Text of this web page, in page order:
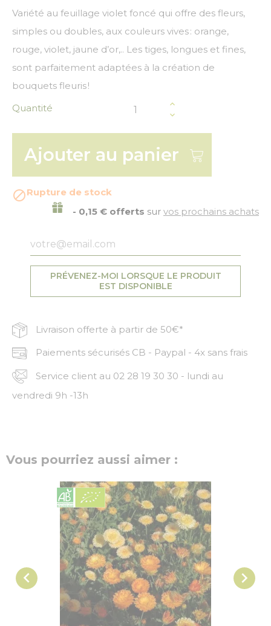
Variété au feuillage violet foncé qui offre des fleurs,
simples ou doubles, aux couleurs vives : orange,
rouge, violet, jaune d’or,.. Les tiges, longues et fines,
sont parfaitement adaptées à la création de
bouquets fleuris !
Quantité
Ajouter au panier
Rupture de stock
- 0,15 € offerts sur vos prochains achats
PRÉVENEZ-MOI LORSQUE LE PRODUIT
EST DISPONIBLE
Livraison offerte à partir de 50€*
Paiements sécurisés CB - Paypal - 4x sans frais
Service client au 02 28 19 30 30 - lundi au
vendredi 9h -13h
Vous pourriez aussi aimer :
 